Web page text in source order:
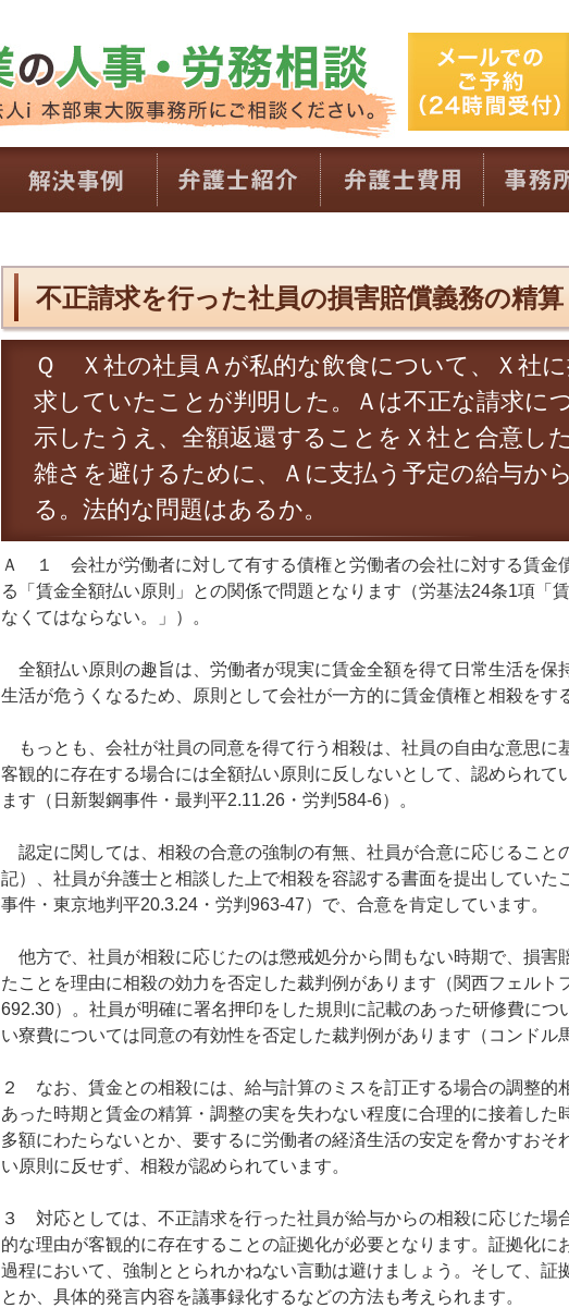
不正請求を行った社員の損害賠償義務の精算
Ｑ Ｘ社の社員Ａが私的な飲食について、Ｘ社
求していたことが判明した。Ａは不正な請求に
示したうえ、全額返還することをＸ社と合意し
雑さを避けるために、Ａに支払う予定の給与か
る。法的な問題はあるか。
Ａ １ 会社が労働者に対して有する債権と労働者の会社に対する賃金
る「賃金全額払い原則」との関係で問題となります（労基法24条1項「
なくてはならない。」）。
全額払い原則の趣旨は、労働者が現実に賃金全額を得て日常生活を保
生活が危うくなるため、原則として会社が一方的に賃金債権と相殺をす
もっとも、会社が社員の同意を得て行う相殺は、社員の自由な意思に
客観的に存在する場合には全額払い原則に反しないとして、認められ
ます（日新製鋼事件・最判平2.11.26・労判584-6）。
認定に関しては、相殺の合意の強制の有無、社員が合意に応じること
記）、社員が弁護士と相談した上で相殺を容認する書面を提出していた
事件・東京地判平20.3.24・労判963-47）で、合意を肯定しています。
他方で、社員が相殺に応じたのは懲戒処分から間もない時期で、損害
たことを理由に相殺の効力を否定した裁判例があります（関西フェルト
692.30）。社員が明確に署名押印をした規則に記載のあった研修費に
い寮費については同意の有効性を否定した裁判例があります（コンドル
２ なお、賃金との相殺には、給与計算のミスを訂正する場合の調整的
あった時期と賃金の精算・調整の実を失わない程度に合理的に接着し
多額にわたらないとか、要するに労働者の経済生活の安定を脅かすお
い原則に反せず、相殺が認められています。
３ 対応としては、不正請求を行った社員が給与からの相殺に応じた場
的な理由が客観的に存在することの証拠化が必要となります。証拠化
過程において、強制ととられかねない言動は避けましょう。そして、証
とか、具体的発言内容を議事録化するなどの方法も考えられます。